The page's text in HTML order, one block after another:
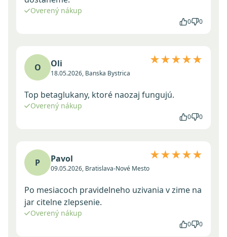
Overený nákup
0 0
O Oli
18.05.2026, Banska Bystrica
★★★★★
Top betaglukany, ktoré naozaj fungujú.
Overený nákup
0 0
P Pavol
09.05.2026, Bratislava-Nové Mesto
★★★★★
Po mesiacoch pravidelneho uzivania v zime na
jar citelne zlepsenie.
Overený nákup
0 0